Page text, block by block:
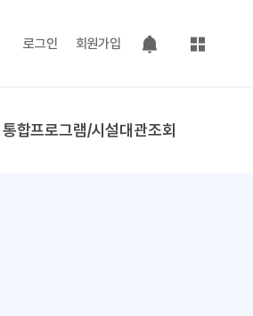
로그인 회원가입
팝업 열기
사이트맵
통합프로그램/시설대관조회